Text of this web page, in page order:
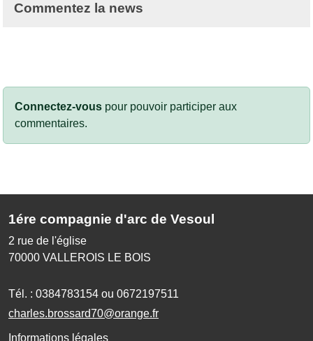
Commentez la news
Connectez-vous pour pouvoir participer aux
commentaires.
1ére compagnie d'arc de Vesoul
2 rue de l'église
70000 VALLEROIS LE BOIS
Tél. : 0384783154 ou 0672197511
charles.brossard70@orange.fr
Informations légales